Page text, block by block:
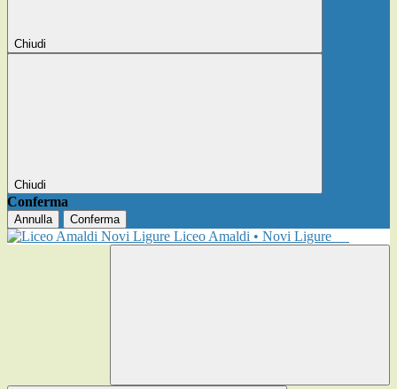
Chiudi
Chiudi
Conferma
Annulla Conferma
Liceo Amaldi • Novi Ligure